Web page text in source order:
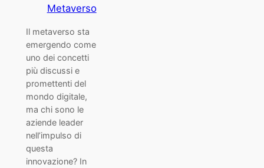
Metaverso
Il metaverso sta
emergendo come
uno dei concetti
più discussi e
promettenti del
mondo digitale,
ma chi sono le
aziende leader
nell’impulso di
questa
innovazione? In